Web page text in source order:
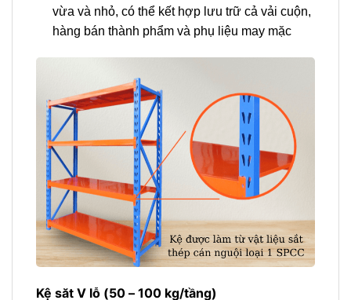
vừa và nhỏ, có thể kết hợp lưu trữ cả vải cuộn,
hàng bán thành phẩm và phụ liệu may mặc
Kệ săt V lỗ (50 – 100 kg/tầng)